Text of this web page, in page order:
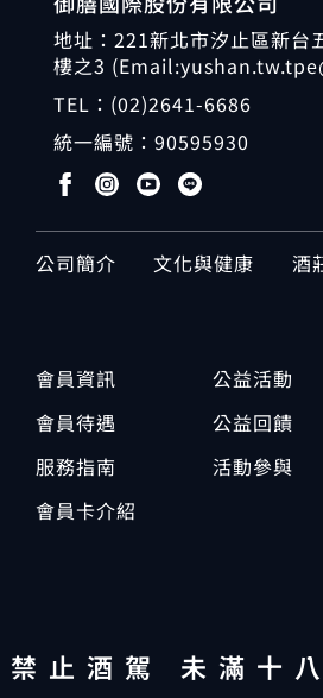
地址：221新北市汐止區新台
樓之3
TEL： (02)2641-6686
統一編號： 90595930
公司簡介 文化與健康 酒
會員資訊
會員待遇
服務指南
會員卡介紹
公益活動
公益回饋
活動參與
禁止酒駕 未滿十